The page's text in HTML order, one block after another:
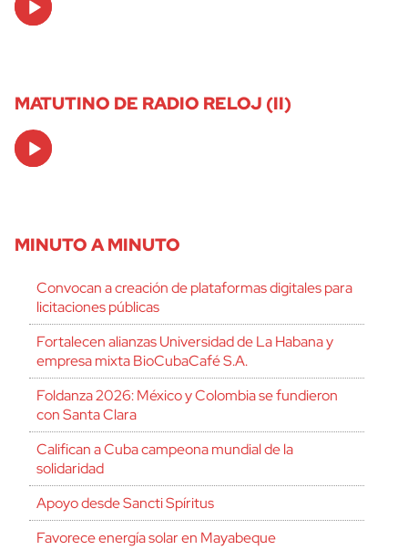
Player
MATUTINO DE RADIO RELOJ (II)
Audio
Player
MINUTO A MINUTO
Convocan a creación de plataformas digitales para
licitaciones públicas
Fortalecen alianzas Universidad de La Habana y
empresa mixta BioCubaCafé S.A.
Foldanza 2026: México y Colombia se fundieron
con Santa Clara
Califican a Cuba campeona mundial de la
solidaridad
Apoyo desde Sancti Spíritus
Favorece energía solar en Mayabeque